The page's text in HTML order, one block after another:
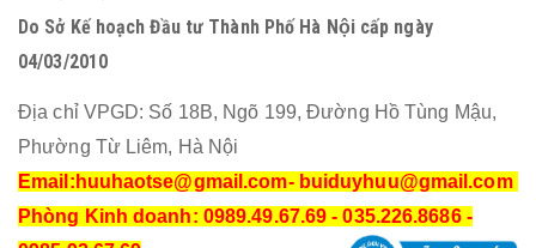
Do Sở Kế hoạch Đầu tư Thành Phố Hà Nội cấp ngày
04/03/2010
Địa chỉ VPGD: Số 18B, Ngõ 199, Đường Hồ Tùng Mậu,
Phường Từ Liêm, Hà Nội
Email:huuhaotse@gmail.com- buiduyhuu@gmail.com
Phòng Kinh doanh: 0989.49.67.69 - 035.226.8686 -